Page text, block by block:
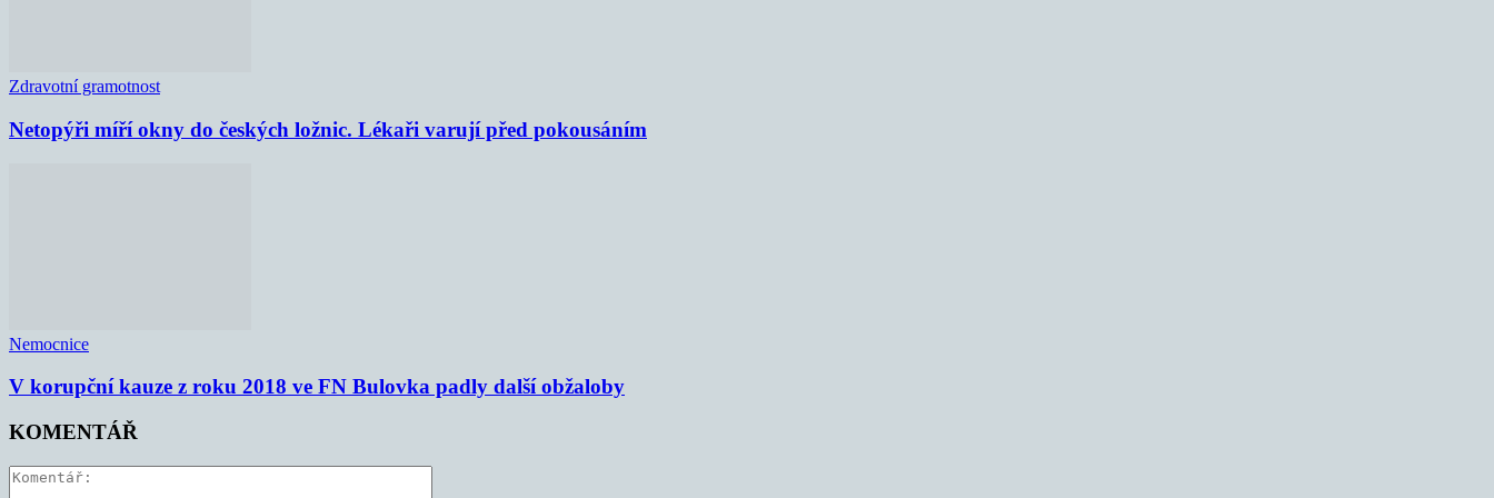
Zdravotní gramotnost
Netopýři míří okny do českých ložnic. Lékaři varují před pokousáním
Nemocnice
V korupční kauze z roku 2018 ve FN Bulovka padly další obžaloby
KOMENTÁŘ